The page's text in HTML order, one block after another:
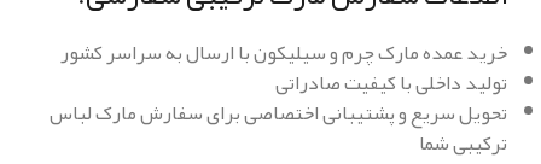
خرید عمده مارک چرم و سیلیکون با ارسال به سراسر کشور
تولید داخلی با کیفیت صادراتی
تحویل سریع و پشتیبانی اختصاصی برای سفارش مارک لباس
ترکیبی شما